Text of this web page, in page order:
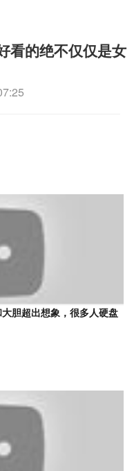
看的绝不仅仅是女
胆超出想象，很多人硬盘